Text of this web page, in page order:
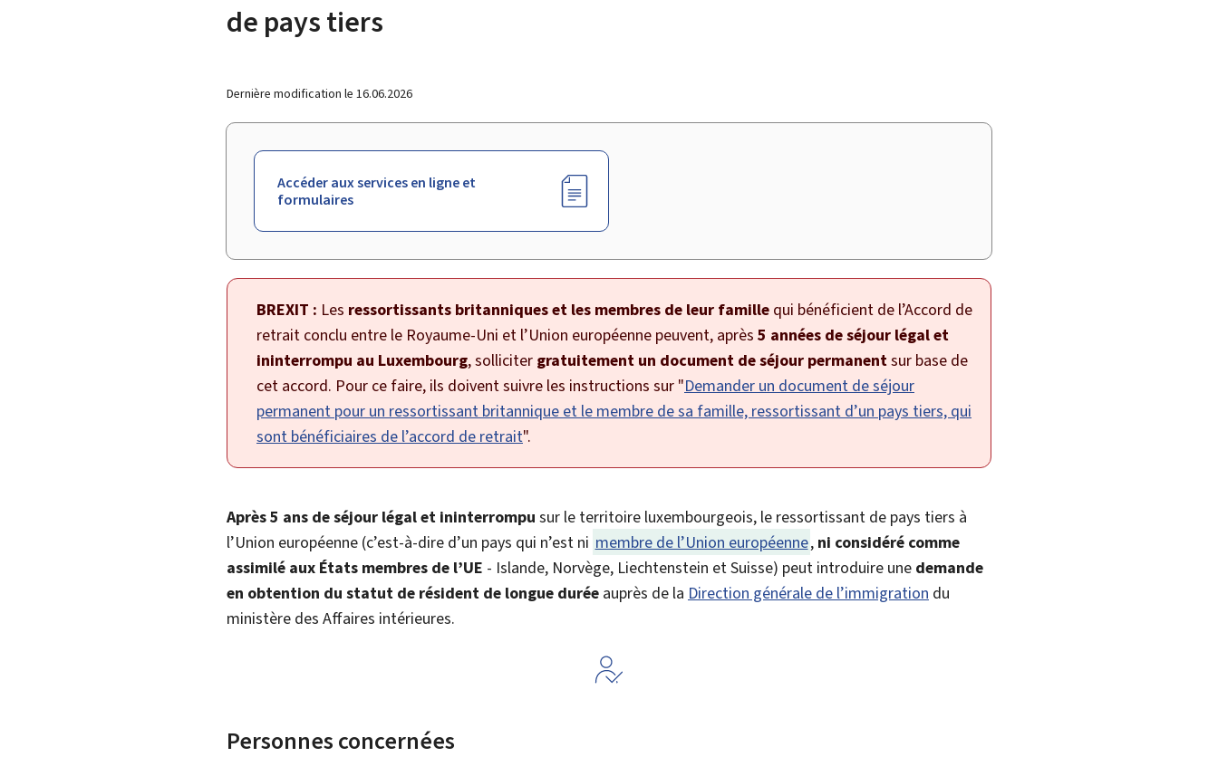
de pays tiers
Dernière modification le 16.06.2026
Accéder aux services en ligne et
formulaires
BREXIT : Les ressortissants britanniques et les membres de leur famille qui bénéficient de l’Accord de
retrait conclu entre le Royaume-Uni et l’Union européenne peuvent, après 5 années de séjour légal et
ininterrompu au Luxembourg, solliciter gratuitement un document de séjour permanentsur base de
cet accord. Pour ce faire, ils doivent suivre les instructions sur "Demander un document de séjour
permanent pour un ressortissant britannique et le membre de sa famille, ressortissant d’un pays tiers, qui
sont bénéficiaires de l’accord de retrait".
Après 5 ans de séjour légal et ininterrompu sur le territoire luxembourgeois, le ressortissant de pays tiers à
l’Union européenne (c’est-à-dire d’un pays qui n’est ni membre de l’Union européenne, ni considéré comme
assimilé aux États membres de l’UE - Islande, Norvège, Liechtenstein et Suisse) peut introduire une demande
en obtention du statut de résident de longue durée auprès de la Direction générale de l’immigration du
ministère des Affaires intérieures.
Personnes concernées